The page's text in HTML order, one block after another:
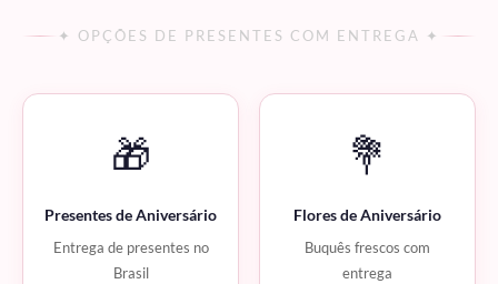
✦ OPÇÕES DE PRESENTES COM ENTREGA ✦
🎁
Presentes de Aniversário
Entrega de presentes no
Brasil
💐
Flores de Aniversário
Buquês frescos com
entrega